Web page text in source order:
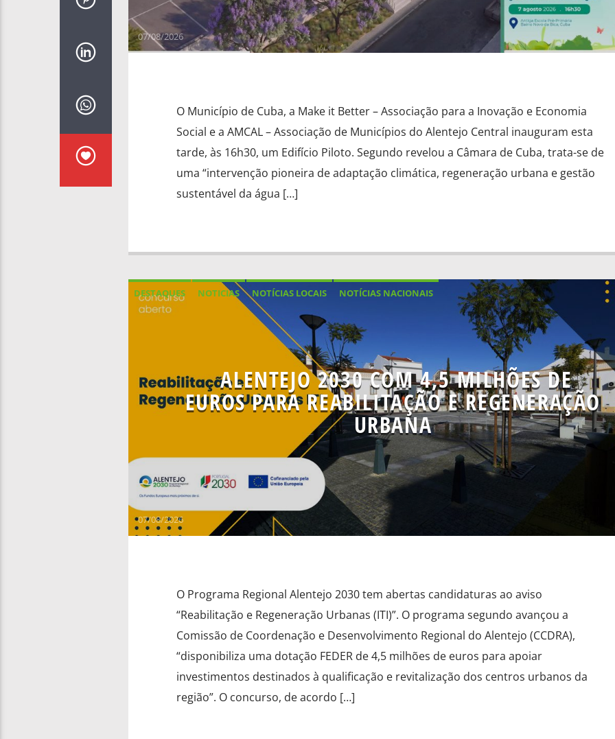
07/08/2026
O Município de Cuba, a Make it Better – Associação para a Inovação e Economia
Social e a AMCAL – Associação de Municípios do Alentejo Central inauguram esta
tarde, às 16h30, um Edifício Piloto. Segundo revelou a Câmara de Cuba, trata-se de
uma “intervenção pioneira de adaptação climática, regeneração urbana e gestão
sustentável da água […]
DESTAQUES NOTICIAS NOTÍCIAS LOCAIS NOTÍCIAS NACIONAIS
ALENTEJO 2030 COM 4,5 MILHÕES DE
EUROS PARA REABILITAÇÃO E REGENERAÇÃO
URBANA
07/08/2026
O Programa Regional Alentejo 2030 tem abertas candidaturas ao aviso
“Reabilitação e Regeneração Urbanas (ITI)”. O programa segundo avançou a
Comissão de Coordenação e Desenvolvimento Regional do Alentejo (CCDRA),
“disponibiliza uma dotação FEDER de 4,5 milhões de euros para apoiar
investimentos destinados à qualificação e revitalização dos centros urbanos da
região”. O concurso, de acordo […]